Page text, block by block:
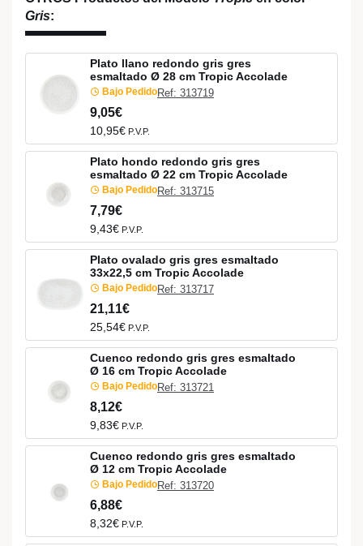
Gris:
Plato llano redondo gris gres
esmaltado Ø 28 cm Tropic Accolade
Bajo PedidoRef: 313719
9,05€
10,95€ P.V.P.
Plato hondo redondo gris gres
esmaltado Ø 22 cm Tropic Accolade
Bajo PedidoRef: 313715
7,79€
9,43€ P.V.P.
Plato ovalado gris gres esmaltado
33x22,5 cm Tropic Accolade
Bajo PedidoRef: 313717
21,11€
25,54€ P.V.P.
Cuenco redondo gris gres esmaltado
Ø 16 cm Tropic Accolade
Bajo PedidoRef: 313721
8,12€
9,83€ P.V.P.
Cuenco redondo gris gres esmaltado
Ø 12 cm Tropic Accolade
Bajo PedidoRef: 313720
6,88€
8,32€ P.V.P.